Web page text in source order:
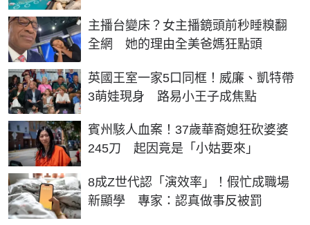
主播台變床？女主播鏡頭前秒睡糗翻
全網 她的理由全美爸媽狂點頭
英國王室一家5口同框！威廉、凱特帶
3萌娃現身 路易小王子成焦點
賓州駭人血案！37歲華裔媳狂砍婆婆
245刀 起因竟是「小姑要來」
8成Z世代認「演效率」！假忙成職場
新顯學 專家：認真做事反被罰